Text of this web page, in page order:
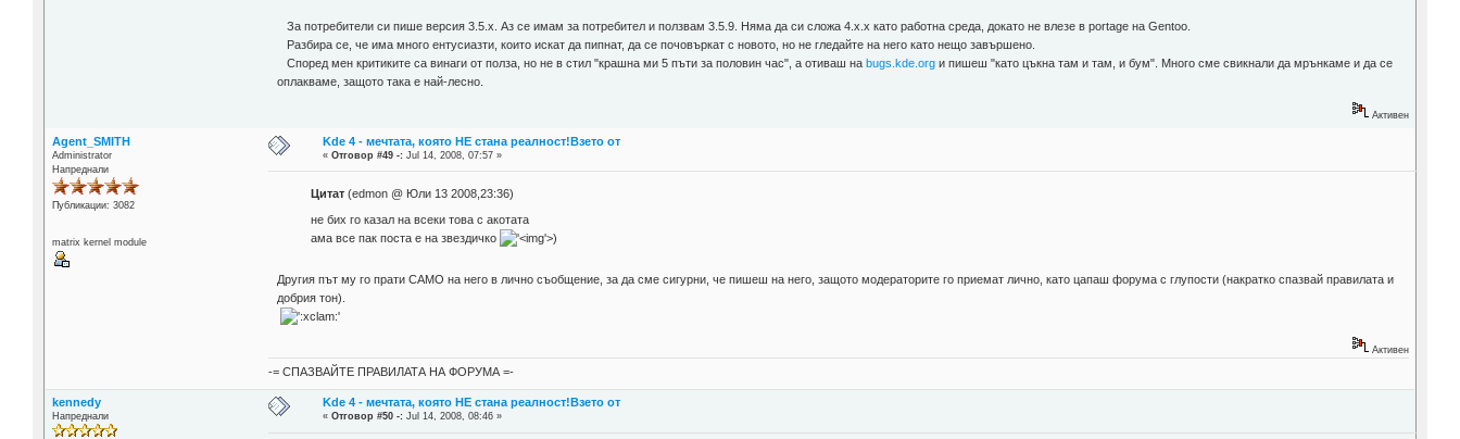
За потребители си пише версия 3.5.x. Аз се имам за потребител и ползвам 3.5.9. Няма да си сложа 4.x.x като работна среда, докато не влезе в portage на Gentoo.
Разбира се, че има много ентусиазти, които искат да пипнат, да се почовъркат с новото, но не гледайте на него като нещо завършено.
Според мен критиките са винаги от полза, но не в стил "крашна ми 5 пъти за половин час", а отиваш наbugs.kde.org и пишеш "като цъкна там и там, и бум". Много сме свикнали да мрънкаме и да се
оплакваме, защото така е най-лесно.
Активен
Agent_SMITH
Administrator
Напреднали
Публикации: 3082
matrix kernel module
Kde 4 - мечтата, която НЕ стана реалност!Взето от
«Отговор #49 -: Jul 14, 2008, 07:57 »
Цитат(edmon @ Юли 13 2008,23:36)
не бих го казал на всеки това с акотата
ама все пак поста е на звездичко
'>)
Другия път му го прати САМО на него в лично съобщение, за да сме сигурни, че пишеш на него, защото модераторите го приемат лично, като цапаш форума с глупости (накратко спазвай правилата и
добрия тон).
Активен
-= СПАЗВАЙТЕ ПРАВИЛАТА НА ФОРУМА =-
kennedy
Напреднали
Kde 4 - мечтата, която НЕ стана реалност!Взето от
«Отговор #50 -: Jul 14, 2008, 08:46 »